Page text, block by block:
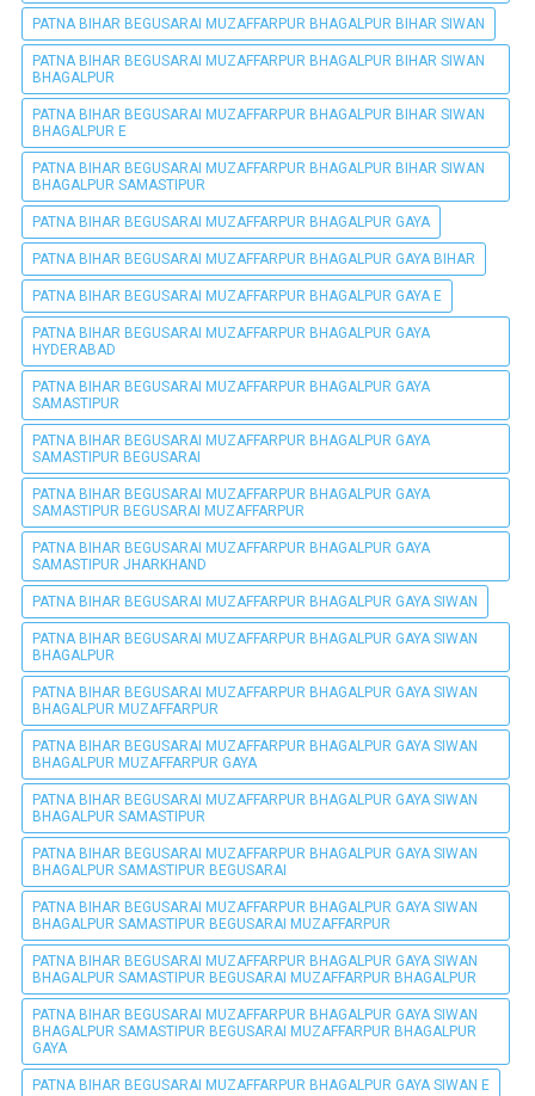
PATNA BIHAR BEGUSARAI MUZAFFARPUR BHAGALPUR BIHAR SIWAN
PATNA BIHAR BEGUSARAI MUZAFFARPUR BHAGALPUR BIHAR SIWAN
BHAGALPUR
PATNA BIHAR BEGUSARAI MUZAFFARPUR BHAGALPUR BIHAR SIWAN
BHAGALPUR E
PATNA BIHAR BEGUSARAI MUZAFFARPUR BHAGALPUR BIHAR SIWAN
BHAGALPUR SAMASTIPUR
PATNA BIHAR BEGUSARAI MUZAFFARPUR BHAGALPUR GAYA
PATNA BIHAR BEGUSARAI MUZAFFARPUR BHAGALPUR GAYA BIHAR
PATNA BIHAR BEGUSARAI MUZAFFARPUR BHAGALPUR GAYA E
PATNA BIHAR BEGUSARAI MUZAFFARPUR BHAGALPUR GAYA
HYDERABAD
PATNA BIHAR BEGUSARAI MUZAFFARPUR BHAGALPUR GAYA
SAMASTIPUR
PATNA BIHAR BEGUSARAI MUZAFFARPUR BHAGALPUR GAYA
SAMASTIPUR BEGUSARAI
PATNA BIHAR BEGUSARAI MUZAFFARPUR BHAGALPUR GAYA
SAMASTIPUR BEGUSARAI MUZAFFARPUR
PATNA BIHAR BEGUSARAI MUZAFFARPUR BHAGALPUR GAYA
SAMASTIPUR JHARKHAND
PATNA BIHAR BEGUSARAI MUZAFFARPUR BHAGALPUR GAYA SIWAN
PATNA BIHAR BEGUSARAI MUZAFFARPUR BHAGALPUR GAYA SIWAN
BHAGALPUR
PATNA BIHAR BEGUSARAI MUZAFFARPUR BHAGALPUR GAYA SIWAN
BHAGALPUR MUZAFFARPUR
PATNA BIHAR BEGUSARAI MUZAFFARPUR BHAGALPUR GAYA SIWAN
BHAGALPUR MUZAFFARPUR GAYA
PATNA BIHAR BEGUSARAI MUZAFFARPUR BHAGALPUR GAYA SIWAN
BHAGALPUR SAMASTIPUR
PATNA BIHAR BEGUSARAI MUZAFFARPUR BHAGALPUR GAYA SIWAN
BHAGALPUR SAMASTIPUR BEGUSARAI
PATNA BIHAR BEGUSARAI MUZAFFARPUR BHAGALPUR GAYA SIWAN
BHAGALPUR SAMASTIPUR BEGUSARAI MUZAFFARPUR
PATNA BIHAR BEGUSARAI MUZAFFARPUR BHAGALPUR GAYA SIWAN
BHAGALPUR SAMASTIPUR BEGUSARAI MUZAFFARPUR BHAGALPUR
PATNA BIHAR BEGUSARAI MUZAFFARPUR BHAGALPUR GAYA SIWAN
BHAGALPUR SAMASTIPUR BEGUSARAI MUZAFFARPUR BHAGALPUR
GAYA
PATNA BIHAR BEGUSARAI MUZAFFARPUR BHAGALPUR GAYA SIWAN E